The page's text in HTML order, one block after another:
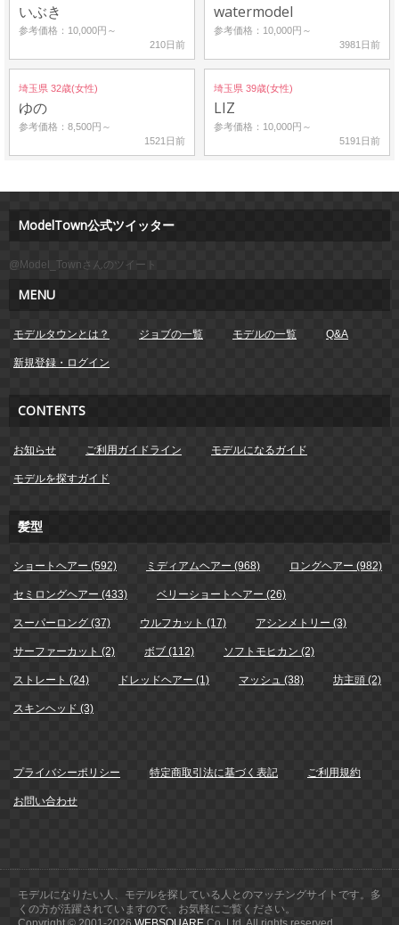
いぶき
参考価格：10,000円～
210日前
watermodel
参考価格：10,000円～
3981日前
埼玉県 32歳(女性)
ゆの
参考価格：8,500円～
1521日前
埼玉県 39歳(女性)
LIZ
参考価格：10,000円～
5191日前
ModelTown公式ツイッター
@Model_Townさんのツイート
MENU
モデルタウンとは？ ジョブの一覧 モデルの一覧 Q&A
新規登録・ログイン
CONTENTS
お知らせ ご利用ガイドライン モデルになるガイド
モデルを探すガイド
髪型
ショートヘアー (592) ミディアムヘアー (968) ロングヘアー (982)
セミロングヘアー (433) ベリーショートヘアー (26)
スーパーロング (37) ウルフカット (17) アシンメトリー (3)
サーファーカット (2) ボブ (112) ソフトモヒカン (2)
ストレート (24) ドレッドヘアー (1) マッシュ (38) 坊主頭 (2)
スキンヘッド (3)
プライバシーポリシー 特定商取引法に基づく表記 ご利用規約
お問い合わせ
モデルになりたい人、モデルを探している人とのマッチングサイトです。多
くの方が活躍されていますので、お気軽にご覧ください。